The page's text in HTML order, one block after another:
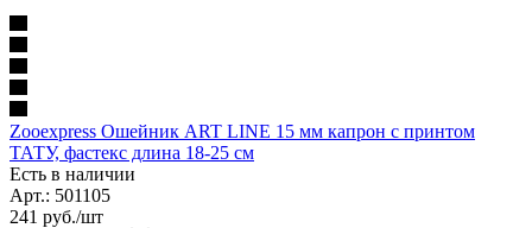
Zooexpress Ошейник ART LINE 15 мм капрон c принтом
ТАТУ, фастекс длина 18-25 см
Есть в наличии
Арт.: 501105
241 руб./шт